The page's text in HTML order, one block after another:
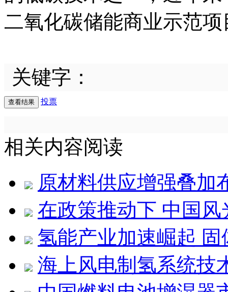
二氧化碳储能商业示范
关键字：
投票
相关内容阅读
原材料供应增强叠加
在政策推动下 中国
氢能产业加速崛起
海上风电制氢系统技